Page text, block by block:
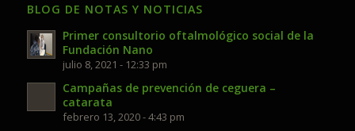
BLOG DE NOTAS Y NOTICIAS
Primer consultorio oftalmológico social de la
Fundación Nano
julio 8, 2021 - 12:33 pm
Campañas de prevención de ceguera –
catarata
febrero 13, 2020 - 4:43 pm